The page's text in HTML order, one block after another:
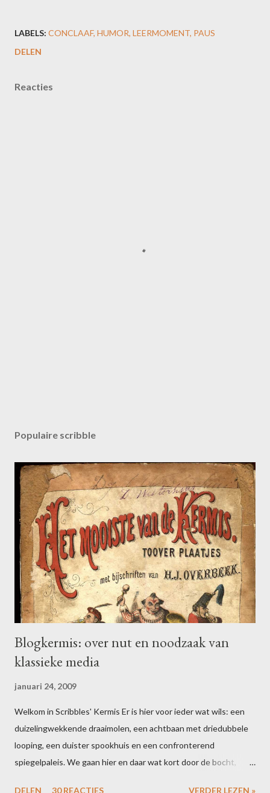
LABELS: CONCLAAF HUMOR LEERMOMENT PAUS
DELEN
Reacties
Populaire scribble
Blogkermis: over nut en noodzaak van
klassieke media
januari 24, 2009
Welkom in Scribbles' Kermis Er is hier voor ieder wat wils: een
duizelingwekkende draaimolen, een achtbaan met driedubbele
looping, een duister spookhuis en een confronterend
spiegelpaleis. We gaan hier en daar wat kort door de bocht,
DELEN 30 REACTIES VERDER LEZEN »